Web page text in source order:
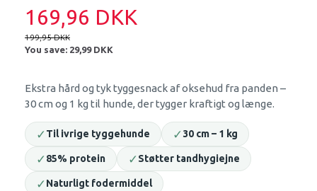
169,96 DKK
199,95 DKK
You save: 29,99 DKK
Ekstra hård og tyk tyggesnack af oksehud fra panden –
30 cm og 1 kg til hunde, der tygger kraftigt og længe.
✓Til ivrige tyggehunde ✓30 cm – 1 kg
✓85% protein ✓Støtter tandhygiejne
✓Naturligt fodermiddel